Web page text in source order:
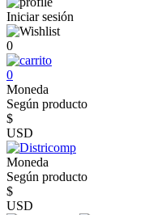
Iniciar sesión
0
0
Moneda
Según producto
$
USD
Moneda
Según producto
$
USD